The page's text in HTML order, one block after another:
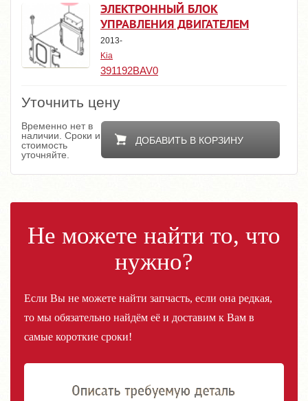
ЭЛЕКТРОННЫЙ БЛОК
УПРАВЛЕНИЯ ДВИГАТЕЛЕМ
2013-
Kia
391192BAV0
Уточнить цену
ДОБАВИТЬ В КОРЗИНУ
Временно нет в
наличии. Сроки и
стоимость
уточняйте.
Не можете найти то, что
нужно?
Если Вы не можете найти запчасть, если она редкая,
то мы обязательно найдём её и доставим к Вам в
самые короткие сроки!